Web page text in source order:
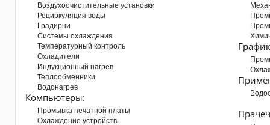
Воздухоочистительные установки
Рециркуляция воды
Градирни
Системы охлаждения
Температурный контроль
Охладители
Индукционный нагрев
Теплообменники
Водонагрев
Компьютеры:
Промывка печатной платы
Охлаждение устройств